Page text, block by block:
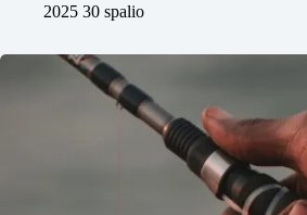
2025 30 spalio